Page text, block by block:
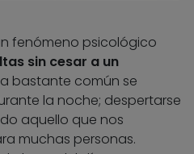
fenómeno psicológico
sin cesar a un
bastante común se
la noche; despertarse
aquello que nos
muchas personas.